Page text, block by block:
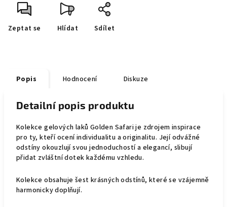
Zeptat se Hlídat Sdílet
Popis Hodnocení Diskuze
Detailní popis produktu
Kolekce gelových laků Golden Safari je zdrojem inspirace
pro ty, kteří ocení individualitu a originalitu. Její odvážné
odstíny okouzlují svou jednoduchostí a elegancí, slibují
přidat zvláštní dotek každému vzhledu.
Kolekce obsahuje šest krásných odstínů, které se vzájemně
harmonicky doplňují.